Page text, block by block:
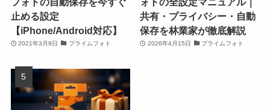
止める設定
【iPhone/Android対応】
2021年3月9日 プライムフォト
共有・プライバシー・自動
保存を林業家が徹底解説
2026年4月15日 プライムフォト